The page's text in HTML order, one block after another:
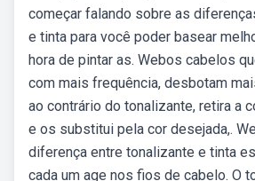
começar falando sobre as
e tinta para você poder basear
hora de pintar as. Webos cabelos
com mais frequência, desbotam
ao contrário do tonalizante, retira a
e os substitui pela cor desejada,.
diferença entre tonalizante e tinta
cada um age nos fios de cabelo. O